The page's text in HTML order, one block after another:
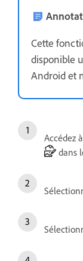
Cette
disponible
Android et
Accédez
dans